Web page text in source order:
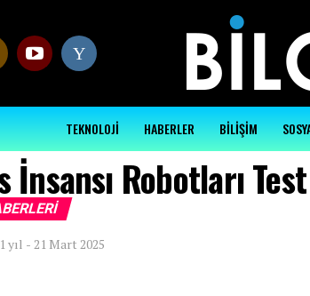
Y
TEKNOLOJİ HABERLER BİLİŞİM
İnsansı Robotları
1 yıl - 21 Mart 2025